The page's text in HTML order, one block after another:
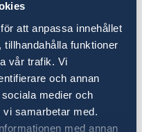
att anpassa innehållet
funktioner
vår trafik. Vi
och annan
medier och
samarbetar med.
med annan